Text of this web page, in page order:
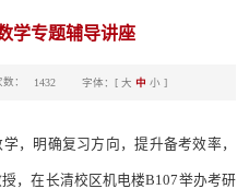
学专题辅导讲座
： 1432 字体：[ 大 中 小 ]
，明确复习方向，提升备考效率，
，在长清校区机电楼B107举办考研